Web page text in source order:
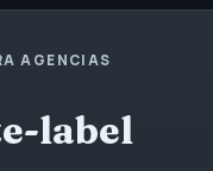
AGENCIAS
label